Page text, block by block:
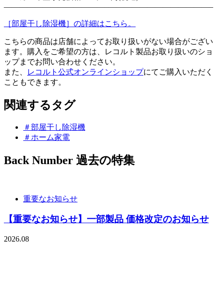
—————————————–—————————————–
［部屋干し除湿機］の詳細はこちら。
こちらの商品は店舗によってお取り扱いがない場合がござい
ます。購入をご希望の方は、レコルト製品お取り扱いのショ
ップまでお問い合わせください。
また、
レコルト公式オンラインショップにてご購入いただく
こともできます。
関連するタグ
＃部屋干し除湿機
＃ホーム家電
Back Number 過去の特集
重要なお知らせ
【重要なお知らせ】一部製品 価格改定のお知らせ
2026.08